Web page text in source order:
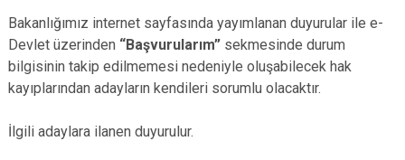
Bakanlığımız internet sayfasında yayımlanan duyurular ile e-
Devlet üzerinden “Başvurularım” sekmesinde durum
bilgisinin takip edilmemesi nedeniyle oluşabilecek hak
kayıplarından adayların kendileri sorumlu olacaktır.
İlgili adaylara ilanen duyurulur.